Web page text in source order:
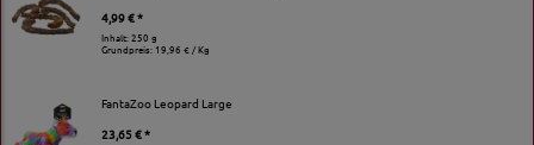
4,99 € *
Inhalt: 250 g
Grundpreis: 19,96 € / Kg
FantaZoo Leopard Large
23,65 € *